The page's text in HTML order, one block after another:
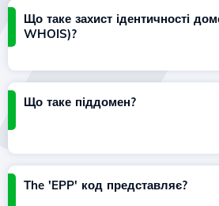
Що таке захист ідентичності
WHOIS)?
Що таке піддомен?
The 'EPP' код представляє?